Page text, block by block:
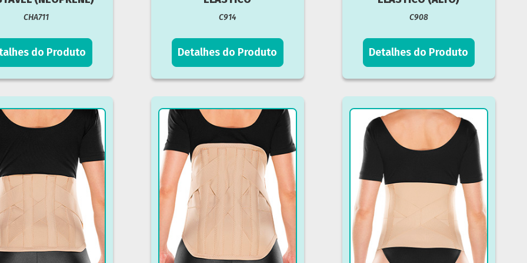
CHA711
do Produto
C914
Detalhes do Produto
C908
Detalhes do Produto